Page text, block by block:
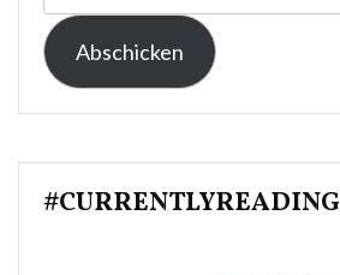
Mail-
Adresse:
Abschicken
#CURRENTLYREADING